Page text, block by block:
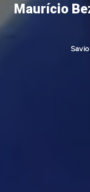
Maurício